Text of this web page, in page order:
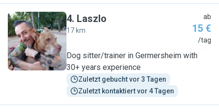
L
4. Laszlo
17 km
ab
15 €
/tag
Dog sitter/trainer in Germersheim with
30+ years experience
Zuletzt gebucht vor 3 Tagen
Zuletzt kontaktiert vor 4 Tagen